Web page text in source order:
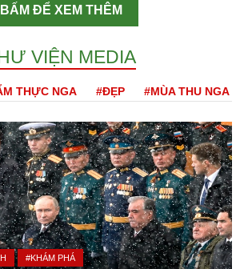
BẤM ĐỂ XEM THÊM
VIỆN MEDIA
THỰC NGA #ĐẸP #MÙA THU NGA
#KHÁM PHÁ